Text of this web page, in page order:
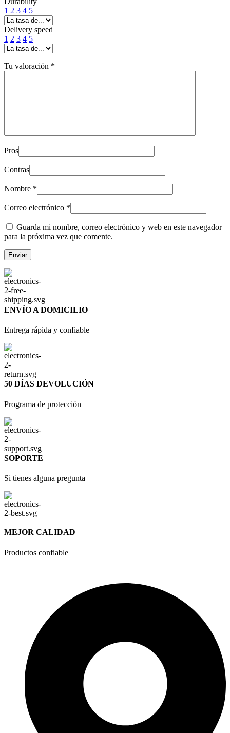
1 2 3 4 5
Delivery speed
1 2 3 4 5
Tu valoración *
Pros
Contras
Nombre *
Correo electrónico *
Guarda mi nombre, correo electrónico y web en este navegador
para la próxima vez que comente.
ENVÍO A DOMICILIO
Entrega rápida y confiable
50 DÍAS DEVOLUCIÓN
Programa de protección
SOPORTE
Si tienes alguna pregunta
MEJOR CALIDAD
Productos confiable